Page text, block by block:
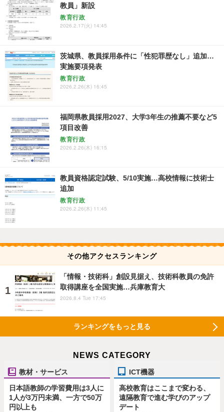
教員」新設
教育行政
2026.2.17(火) 14:45
茨城県、教員採用条件に「性犯罪歴なし」追加…
実施要項発表
教育行政
2026.2.26(木) 16:45
福岡県教員採用2027、大学3年生の推薦不要など5
項目改善
教育行政
2026.2.26(木) 16:15
教員資格認定試験、5/10実施…高校情報に技術士
追加
教育行政
2026.2.26(木) 11:45
その他アクセスランキング
「情報・技術科」創設見据え、技術科教員の免許
取得講座を全国実施…兵庫教育大
2026.8.4 Tue 17:45
ランキングをもっと見る
NEWS CATEGORY
教材・サービス
日本語教師の学習費用は3人に
1人が3万円未満、一方で50万
円以上も
ICT機器
高校教育はここまで変わる、
遠隔教育で進む学びのアップ
デート